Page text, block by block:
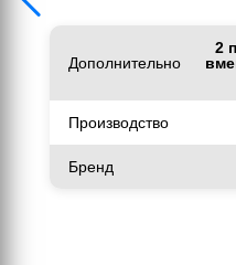
Дополнительно
2
Производство
Бренд